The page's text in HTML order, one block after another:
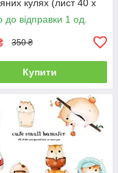
кулях (лист 40 х
20-7
до відправки 1 од.
350 ₴
Купити